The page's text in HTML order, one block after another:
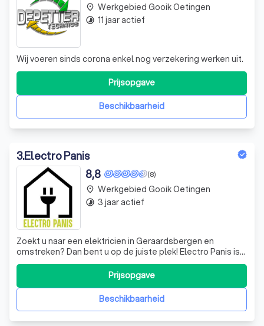
Wij voeren sinds corona enkel nog verzekering werken uit.
Beschikbaarheid
Prijsopgave
place Werkgebied Gooik Oetingen
timelapse 11 jaar actief
3.Electro Panis
(8)
8,8
Zoekt u naar een elektricien in Geraardsbergen en
omstreken? Dan bent u op de juiste plek! Electro Panis is
uw betrouwbare partner in allerhande
Beschikbaarheid
Prijsopgave
place Werkgebied Gooik Oetingen
timelapse 3 jaar actief